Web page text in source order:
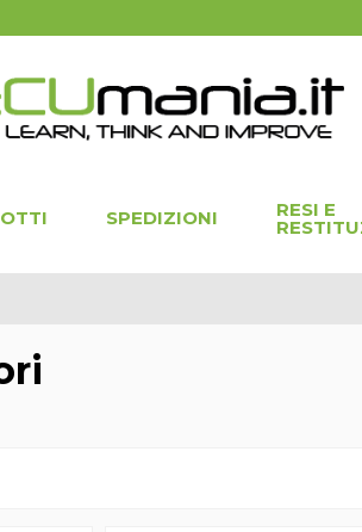
SPEDIZIONI RESI E